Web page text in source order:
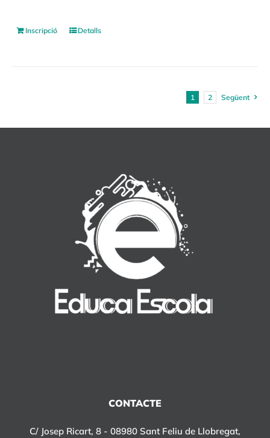
Inscripció Detalls
1 2 Següent
CONTACTE
C/ Josep Ricart, 8 - 08980 Sant Feliu de Llobregat,